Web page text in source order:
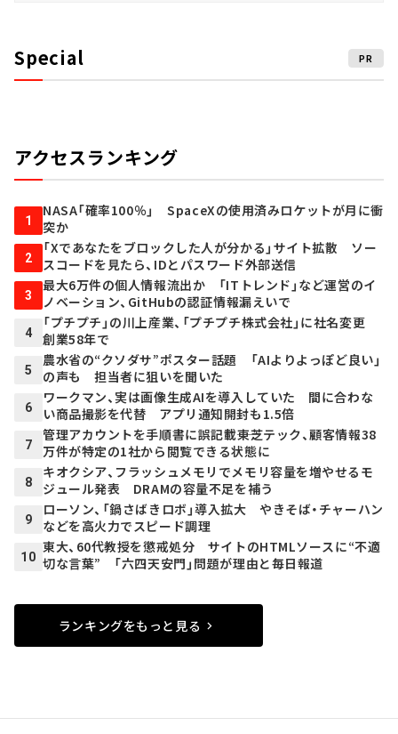
Special PR
アクセスランキング
1
NASA「確率100％」 SpaceXの使用済みロケットが月に衝
突か
2
「Xであなたをブロックした人が分かる」サイト拡散 ソー
スコードを見たら、IDとパスワード外部送信
3
最大6万件の個人情報流出か 「ITトレンド」など運営のイ
ノベーション、GitHubの認証情報漏えいで
4
「プチプチ」の川上産業、「プチプチ株式会社」に社名変更
創業58年で
5
農水省の“クソダサ”ポスター話題 「AIよりよっぽど良い」
の声も 担当者に狙いを聞いた
6
ワークマン、実は画像生成AIを導入していた 間に合わな
い商品撮影を代替 アプリ通知開封も1.5倍
7
管理アカウントを手順書に誤記載――東芝テック、顧客情報38
万件が特定の1社から閲覧できる状態に
8
キオクシア、フラッシュメモリでメモリ容量を増やせるモ
ジュール発表 DRAMの容量不足を補う
9
ローソン、「鍋さばきロボ」導入拡大 やきそば・チャーハン
などを高火力でスピード調理
10
東大、60代教授を懲戒処分 サイトのHTMLソースに“不適
切な言葉” 「六四天安門」問題が理由と毎日報道
ランキングをもっと見る